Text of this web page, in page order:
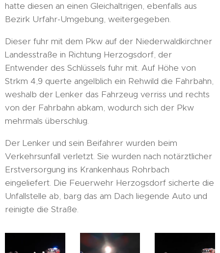
hatte diesen an einen Gleichaltrigen, ebenfalls aus
Bezirk Urfahr-Umgebung, weitergegeben.
Dieser fuhr mit dem Pkw auf der Niederwaldkirchner
Landesstraße in Richtung Herzogsdorf, der
Entwender des Schlüssels fuhr mit. Auf Höhe von
Strkm 4,9 querte angelblich ein Rehwild die Fahrbahn,
weshalb der Lenker das Fahrzeug verriss und rechts
von der Fahrbahn abkam, wodurch sich der Pkw
mehrmals überschlug.
Der Lenker und sein Beifahrer wurden beim
Verkehrsunfall verletzt. Sie wurden nach notärztlicher
Erstversorgung ins Krankenhaus Rohrbach
eingeliefert. Die Feuerwehr Herzogsdorf sicherte die
Unfallstelle ab, barg das am Dach liegende Auto und
reinigte die Straße.